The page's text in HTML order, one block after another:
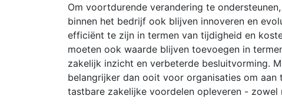
Om voortdurende verandering te
binnen het bedrijf ook blijven innoveren en
efficiënt te zijn in termen van tijdigheid en
moeten ook waarde blijven toevoegen in
zakelijk inzicht en verbeterde besluitvorming.
belangrijker dan ooit voor organisaties om aan
tastbare zakelijke voordelen opleveren - zowel